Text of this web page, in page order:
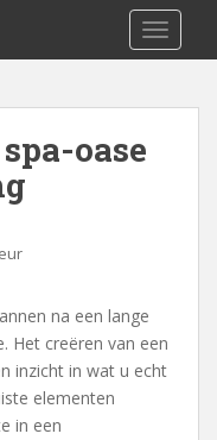
oase
na een lange
Het creëren van een
inzicht in wat u echt
elementen
in een